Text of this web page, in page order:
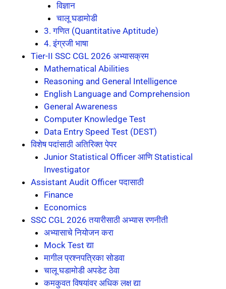
विज्ञान
चालू घडामोडी
3. गणित (Quantitative Aptitude)
4. इंग्रजी भाषा
Tier-II SSC CGL 2026 अभ्यासक्रम
Mathematical Abilities
Reasoning and General Intelligence
English Language and Comprehension
General Awareness
Computer Knowledge Test
Data Entry Speed Test (DEST)
विशेष पदांसाठी अतिरिक्त पेपर
Junior Statistical Officer आणि Statistical
Investigator
Assistant Audit Officer पदासाठी
Finance
Economics
SSC CGL 2026 तयारीसाठी अभ्यास रणनीती
अभ्यासाचे नियोजन करा
Mock Test द्या
मागील प्रश्नपत्रिका सोडवा
चालू घडामोडी अपडेट ठेवा
कमकुवत विषयांवर अधिक लक्ष द्या